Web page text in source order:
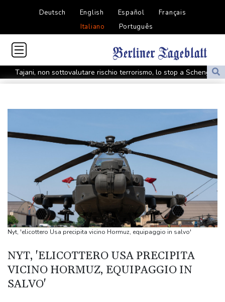
Deutsch English Español
Français
Italiano
Português
Tajani, non sottovalutare rischio terrorismo, lo stop a Schengen
resta fino al 15
MotoGp: Raul Fernandez vince a Silverstone, Bezzecchi terzo
Coni 'Bianchedi in Figc, verificheremo opportunità e
Hamas, Usa facciano pressioni su Netanyahu per il piano su
Hamas, Usa facciano pressioni su Netanyahu per il piano su
Gaza
La giunta del Myanmar dice no all'Asean per la liberazione di Suu
Breve tregua temporalesca, poi caldo record per la settimana di
Ferragosto
Breve tregua temporalesca, poi caldo record per la settimana di
Nyt, 'elicottero Usa precipita vicino Hormuz, equipaggio in salvo'
NYT, 'ELICOTTERO USA PRECIPITA
VICINO HORMUZ, EQUIPAGGIO IN
SALVO'